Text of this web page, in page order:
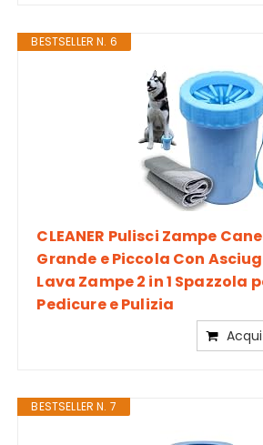
BESTSELLER N. 6
CLEANER Pulisci Zampe
Grande e Piccola Con
Lava Zampe 2 in 1 Spazzola
Pedicure e Pulizia
BESTSELLER N. 7